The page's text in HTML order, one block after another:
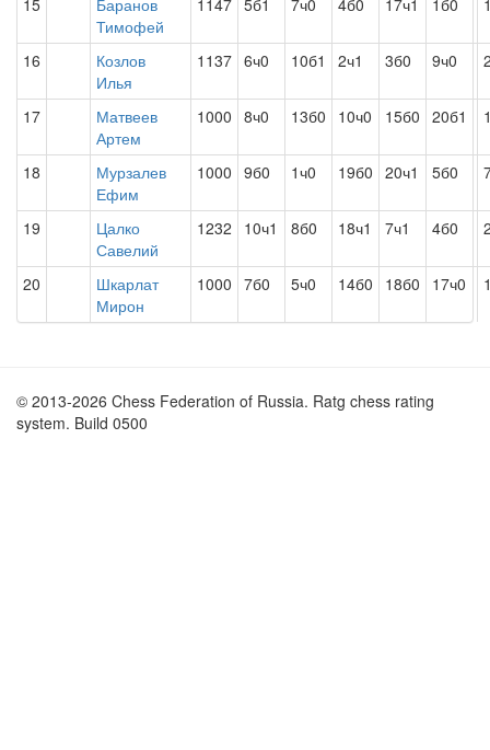
15
Баранов
Тимофей
1147 5б1 7ч0 4б0 17ч1 1б0
16
Козлов
Илья
1137 6ч0 10б1 2ч1 3б0 9ч0
17
Матвеев
Артем
1000 8ч0 13б0 10ч0 15б0 20б1
18
Мурзалев
Ефим
1000 9б0 1ч0 19б0 20ч1 5б0
19
Цалко
Савелий
1232 10ч1 8б0 18ч1 7ч1 4б0
20
Шкарлат
Мирон
1000 7б0 5ч0 14б0 18б0 17ч0
© 2013-2026 Chess Federation of Russia. Ratg chess rating
system. Build 0500